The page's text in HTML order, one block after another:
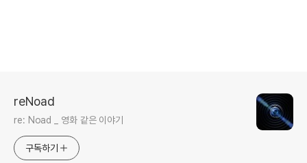
reNoad
re: Noad _ 영화 같은 이야기
구독하기